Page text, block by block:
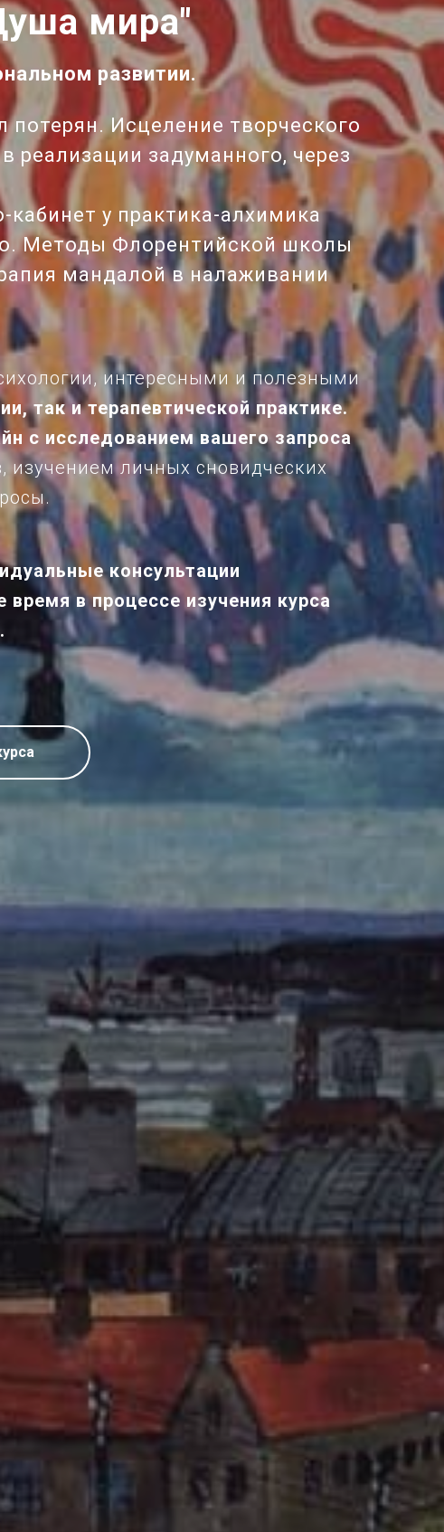
мира"
развитии.
Исцеление творческого
реализации задуманного, через
у практика-алхимика
Методы Флорентийской школы
мандалой в налаживании
интересными и полезными
так и терапевтической практике.
с исследованием вашего запроса
личных сновидческих
консультации
в процессе изучения курса